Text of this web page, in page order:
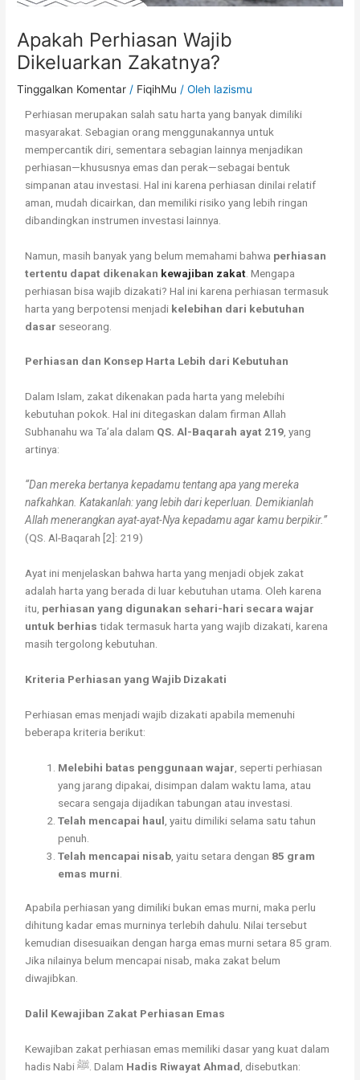
Apakah Perhiasan Wajib
Dikeluarkan Zakatnya?
Tinggalkan Komentar / FiqihMu / Oleh lazismu
Perhiasan merupakan salah satu harta yang banyak dimiliki
masyarakat. Sebagian orang menggunakannya untuk
mempercantik diri, sementara sebagian lainnya menjadikan
perhiasan—khususnya emas dan perak—sebagai bentuk
simpanan atau investasi. Hal ini karena perhiasan dinilai relatif
aman, mudah dicairkan, dan memiliki risiko yang lebih ringan
dibandingkan instrumen investasi lainnya.
Namun, masih banyak yang belum memahami bahwa perhiasan
tertentu dapat dikenakan kewajiban zakat . Mengapa
perhiasan bisa wajib dizakati? Hal ini karena perhiasan termasuk
harta yang berpotensi menjadi kelebihan dari kebutuhan
dasar seseorang.
Perhiasan dan Konsep Harta Lebih dari Kebutuhan
Dalam Islam, zakat dikenakan pada harta yang melebihi
kebutuhan pokok. Hal ini ditegaskan dalam firman Allah
Subhanahu wa Ta’ala dalam QS. Al-Baqarah ayat 219, yang
artinya:
“Dan mereka bertanya kepadamu tentang apa yang mereka
nafkahkan. Katakanlah: yang lebih dari keperluan. Demikianlah
Allah menerangkan ayat-ayat-Nya kepadamu agar kamu berpikir.”
(QS. Al-Baqarah [2]: 219)
Ayat ini menjelaskan bahwa harta yang menjadi objek zakat
adalah harta yang berada di luar kebutuhan utama. Oleh karena
itu, perhiasan yang digunakan sehari-hari secara wajar
untuk berhias tidak termasuk harta yang wajib dizakati, karena
masih tergolong kebutuhan.
Kriteria Perhiasan yang Wajib Dizakati
Perhiasan emas menjadi wajib dizakati apabila memenuhi
beberapa kriteria berikut:
Melebihi batas penggunaan wajar , seperti perhiasan
yang jarang dipakai, disimpan dalam waktu lama, atau
secara sengaja dijadikan tabungan atau investasi.
Telah mencapai haul , yaitu dimiliki selama satu tahun
penuh.
Telah mencapai nisab , yaitu setara dengan 85 gram
emas murni
Apabila perhiasan yang dimiliki bukan emas murni, maka perlu
dihitung kadar emas murninya terlebih dahulu. Nilai tersebut
kemudian disesuaikan dengan harga emas murni setara 85 gram.
Jika nilainya belum mencapai nisab, maka zakat belum
diwajibkan.
Dalil Kewajiban Zakat Perhiasan Emas
Kewajiban zakat perhiasan emas memiliki dasar yang kuat dalam
hadis Nabi ﷺ. Dalam Hadis Riwayat Ahmad , disebutkan: